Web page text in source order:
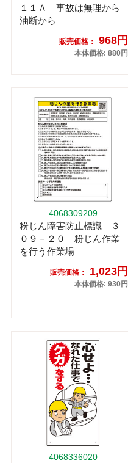
１１Ａ 事故は無理から
油断から
販売価格： 968円
本体価格: 880円
4068309209
粉じん障害防止標識 ３
０９－２０ 粉じん作業
を行う作業場
販売価格： 1,023円
本体価格: 930円
4068336020